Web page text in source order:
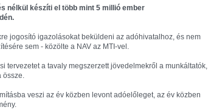
nélkül készíti el több mint 5 millió ember
jogosító igazolásokat beküldeni az adóhivatalhoz, és nem
sem - közölte a NAV az MTI-vel.
tervezetet a tavaly megszerzett jövedelmekről a munkáltatók,
össze.
veszi az év közben levont adóelőleget, az év közben